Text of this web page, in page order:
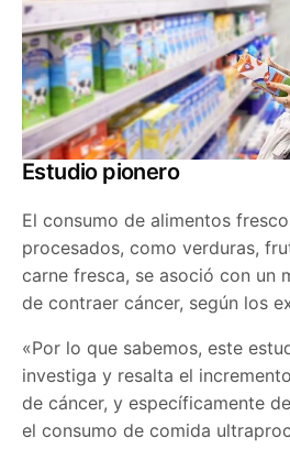
Estudio pionero
El consumo de alimentos
procesados, como verduras,
carne fresca, se asoció con un
de contraer cáncer, según los
«Por lo que sabemos, este
investiga y resalta el
de cáncer, y específicamente
el consumo de comida